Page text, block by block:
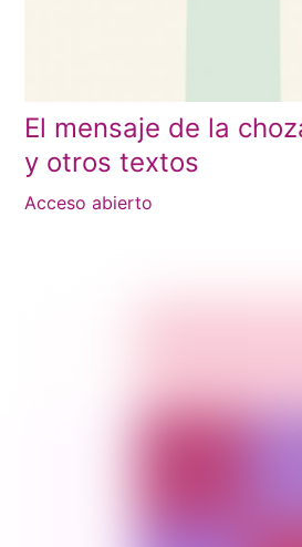
El mensaje de la
y otros textos
Acceso abierto